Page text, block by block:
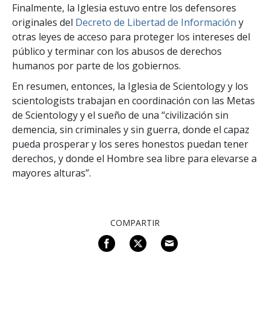
Finalmente, la Iglesia estuvo entre los defensores
originales del Decreto de Libertad de Información y
otras leyes de acceso para proteger los intereses del
público y terminar con los abusos de derechos
humanos por parte de los gobiernos.
En resumen, entonces, la Iglesia de Scientology y los
scientologists trabajan en coordinación con las Metas
de Scientology y el sueño de una “civilización sin
demencia, sin criminales y sin guerra, donde el capaz
pueda prosperar y los seres honestos puedan tener
derechos, y donde el Hombre sea libre para elevarse a
mayores alturas”.
COMPARTIR